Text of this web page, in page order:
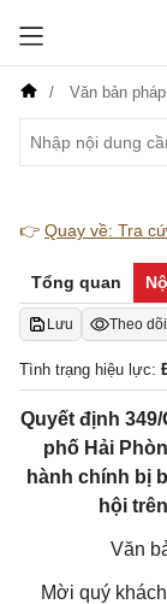
Văn bản
👉 Quay về: Tra
Tổng quan
Lưu Theo
Tình trạng hiệu lực:
Quyết định
phố Hải
hành chính bị
hội
Văn
Mời quý